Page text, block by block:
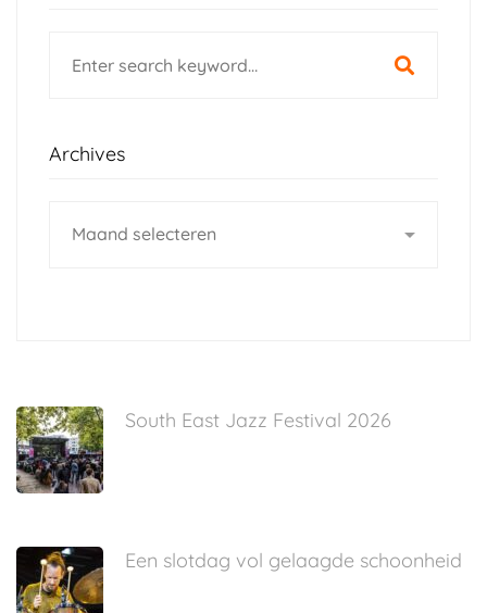
for:
Archives
South East Jazz Festival 2026
Een slotdag vol gelaagde schoonheid